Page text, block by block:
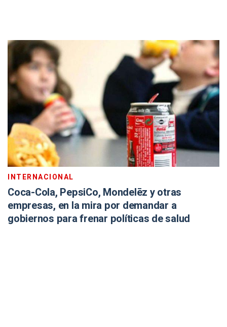
INTERNACIONAL
Coca-Cola, PepsiCo, Mondelēz y otras
empresas, en la mira por demandar a
gobiernos para frenar políticas de salud